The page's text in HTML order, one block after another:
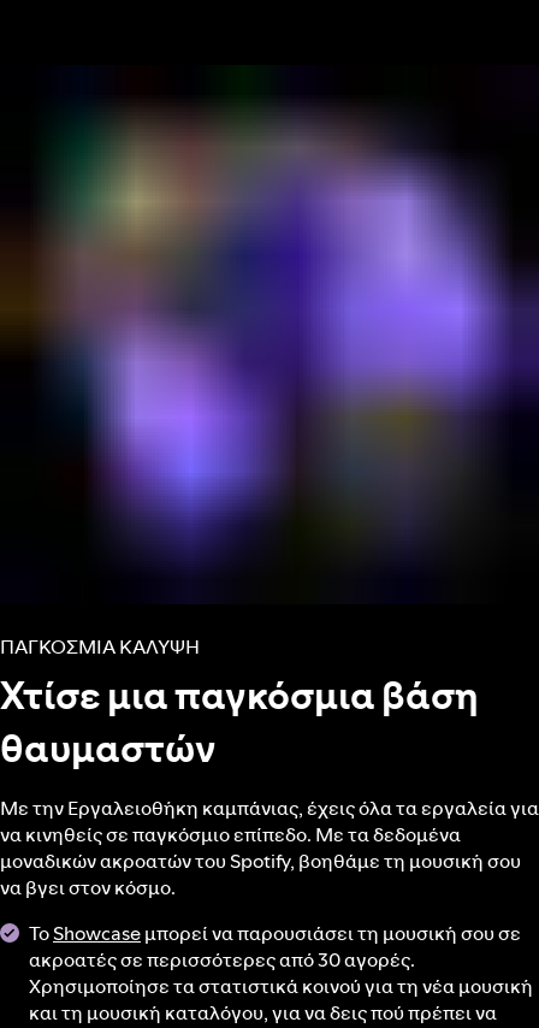
ΠΑΓΚΟΣΜΙΑ ΚΑΛΥΨΗ
Χτίσε μια παγκόσμια βάση
θαυμαστών
Με την Εργαλειοθήκη καμπάνιας, έχεις όλα τα εργαλεία για
να κινηθείς σε παγκόσμιο επίπεδο. Με τα δεδομένα
μοναδικών ακροατών του Spotify, βοηθάμε τη μουσική σου
να βγει στον κόσμο.
ΤοShowcaseμπορεί να παρουσιάσει τη μουσική σου σε
ακροατές σε περισσότερες από 30 αγορές.
Χρησιμοποίησε τα στατιστικά κοινού για τη νέα μουσική
και τη μουσική καταλόγου, για να δεις πού πρέπει να